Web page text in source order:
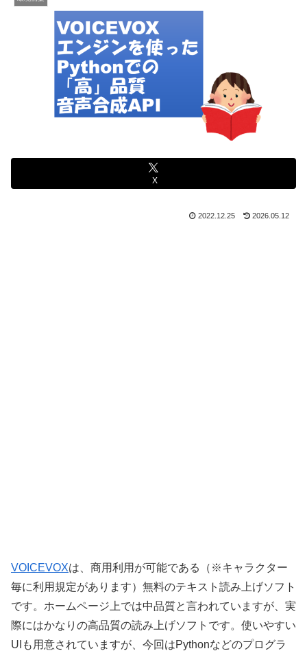
X
2022.12.25 2026.05.12
VOICEVOXは、商用利用が可能である（※キャラクター
毎に利用規定があります）無料のテキスト読み上げソフト
です。ホームページ上では中品質と言われていますが、実
際にはかなりの高品質の読み上げソフトです。使いやすい
UIも用意されていますが、今回はPythonなどのプログラ